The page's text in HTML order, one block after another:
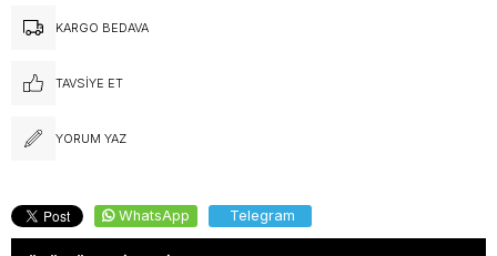
KARGO BEDAVA
TAVSIYE ET
YORUM YAZ
WhatsApp Telegram